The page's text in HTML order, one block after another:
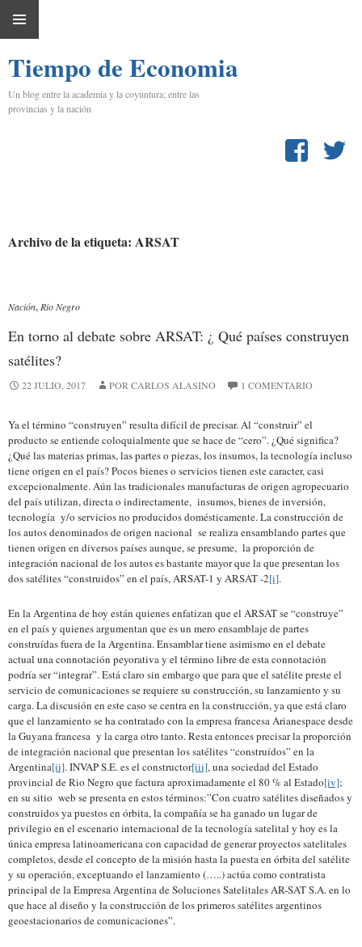
PRINCIPAL
CONTENIDO
Tiempo de Economia
Un blog entre la academia y la coyuntura; entre las
provincias y la nación
Archivo de la etiqueta: ARSAT
Nación, Rio Negro
En torno al debate sobre ARSAT: ¿ Qué países construyen
satélites?
22 JULIO, 2017 POR CARLOS ALASINO 1 COMENTARIO
Ya el término “construyen” resulta difícil de precisar. Al “construir” el
producto se entiende coloquialmente que se hace de “cero”. ¿Qué significa?
¿Qué las materias primas, las partes o piezas, los insumos, la tecnología incluso
tiene origen en el país? Pocos bienes o servicios tienen este caracter, casi
excepcionalmente. Aún las tradicionales manufacturas de origen agropecuario
del país utilizan, directa o indirectamente, insumos, bienes de inversión,
tecnología y/o servicios no producidos domésticamente. La construcción de
los autos denominados de origen nacional se realiza ensamblando partes que
tienen origen en diversos países aunque, se presume, la proporción de
integración nacional de los autos es bastante mayor que la que presentan los
dos satélites “construidos” en el país, ARSAT-1 y ARSAT -2[i].
En la Argentina de hoy están quienes enfatizan que el ARSAT se “construye”
en el país y quienes argumentan que es un mero ensamblaje de partes
construídas fuera de la Argentina. Ensamblar tiene asimismo en el debate
actual una connotación peyorativa y el término libre de esta connotación
podría ser “integrar”. Está claro sin embargo que para que el satélite preste el
servicio de comunicaciones se requiere su construcción, su lanzamiento y su
carga. La discusión en este caso se centra en la construcción, ya que está claro
que el lanzamiento se ha contratado con la empresa francesa Arianespace desde
la Guyana francesa y la carga otro tanto. Resta entonces precisar la proporción
de integración nacional que presentan los satélites “construídos” en la
Argentina[ii]. INVAP S.E. es el constructor[iii], una sociedad del Estado
provincial de Rio Negro que factura aproximadamente el 80 % al Estado[iv];
en su sitio web se presenta en estos términos:”Con cuatro satélites diseñados y
construidos ya puestos en órbita, la compañía se ha ganado un lugar de
privilegio en el escenario internacional de la tecnología satelital y hoy es la
única empresa latinoamericana con capacidad de generar proyectos satelitales
completos, desde el concepto de la misión hasta la puesta en órbita del satélite
y su operación, exceptuando el lanzamiento (…..) actúa como contratista
principal de la Empresa Argentina de Soluciones Satelitales AR-SAT S.A. en lo
que hace al diseño y la construcción de los primeros satélites argentinos
geoestacionarios de comunicaciones”.